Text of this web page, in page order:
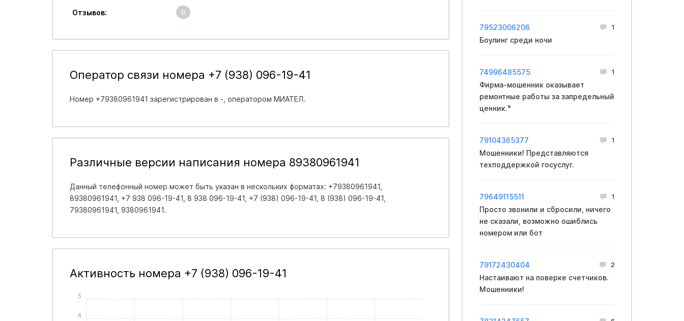
Отзывов: 0
Оператор связи номера +7 (938) 096-19-41
Номер +79380961941 зарегистрирован в - , оператором МИАТЕЛ.
Различные версии написания номера 89380961941
Данный телефонный номер может быть указан в нескольких форматах: +79380961941,
89380961941, +7 938 096-19-41, 8 938 096-19-41, +7 (938) 096-19-41, 8 (938) 096-19-41,
79380961941, 9380961941.
Активность номера +7 (938) 096-19-41
4
5
79523006206 1
Боулинг среди ночи
74996485575 1
Фирма-мошенник оказывает
ремонтные работы за запредельный
ценник.°
79104365377 1
Мошенники! Представляются
техподдержкой госуслуг.
79649115511 1
Просто звонили и сбросили, ничего
не сказали, возможно ошиблись
номером или бот
79172430404 2
Настаивают на поверке счетчиков.
Мошенники!